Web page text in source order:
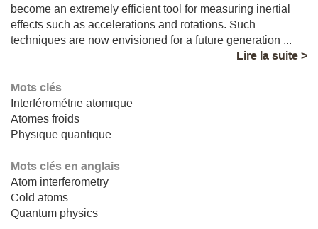
become an extremely efficient tool for measuring inertial
effects such as accelerations and rotations. Such
techniques are now envisioned for a future generation ...
Lire la suite >
Mots clés
Interférométrie atomique
Atomes froids
Physique quantique
Mots clés en anglais
Atom interferometry
Cold atoms
Quantum physics